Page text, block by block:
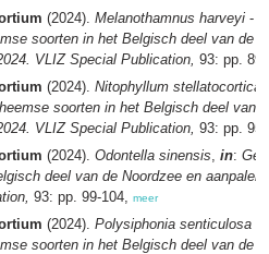
(2024). Melanothamnus harveyi -
soorten in het Belgisch deel van de
VLIZ Special Publication, 93: pp.
(2024). Nitophyllum
soorten in het Belgisch deel van
VLIZ Special Publication, 93: pp.
(2024). Odontella sinensis, in:
deel van de Noordzee en
93: pp. 99-104, meer
(2024). Polysiphonia senticulosa -
soorten in het Belgisch deel van de